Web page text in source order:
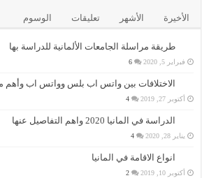
الأخيرة الأشهر تعليقات الوسوم
طريقة مراسلة الجامعات الألمانية للدراسة بها
فبراير 5, 2020 6
الاختلافات بين واتس اب بلس وواتس اب وأهم
أكتوبر 27, 2019 4
الدراسة في المانيا 2020 واهم التفاصيل عنها
يناير 28, 2020 4
انواع الاقامة في المانيا
أكتوبر 10, 2019 2